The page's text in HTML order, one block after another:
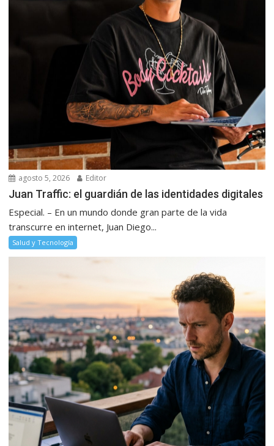
agosto 5, 2026 Editor
Juan Traffic: el guardián de las identidades digitales
Especial. – En un mundo donde gran parte de la vida
transcurre en internet, Juan Diego...
Salud y Tecnología